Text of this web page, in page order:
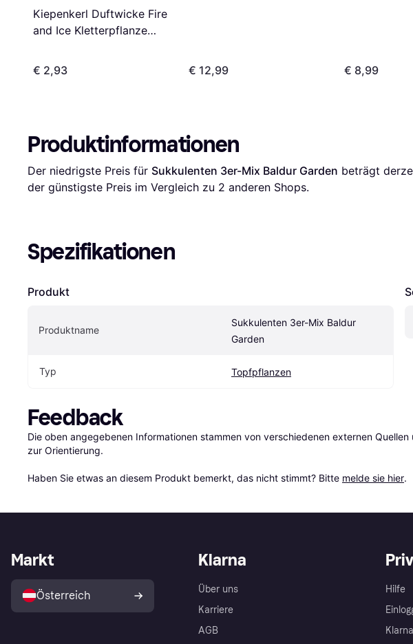
Kiepenkerl Duftwicke Fire
and Ice Kletterpflanze
€ 2,93
€ 12,99 € 8,99
Produktinformationen
Der niedrigste Preis für Sukkulenten 3er-Mix Baldur Garden beträgt
der günstigste Preis im Vergleich zu 2 anderen Shops.
Spezifikationen
Produkt
Produktname
Sukkulenten 3er-Mix Baldur
Garden
Typ Topfpflanzen
Feedback
Die oben angegebenen Informationen stammen von verschiedenen externen
zur Orientierung.
Haben Sie etwas an diesem Produkt bemerkt, das nicht stimmt? Bitte melde sie hier.
Klarna
Über uns
Karriere
AGB
Hilfe
Markt
Österreich